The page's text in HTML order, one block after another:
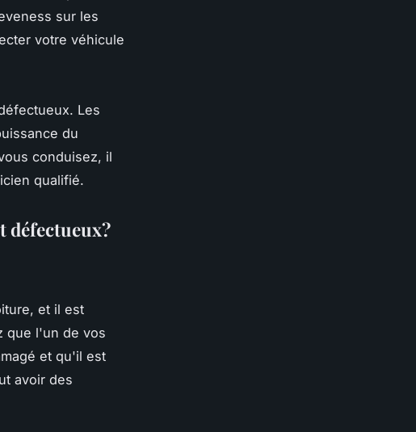
sur les
votre véhicule
Les
du
conduisez, il
qualifié.
défectueux?
et il est
que l'un de vos
et qu'il est
avoir des